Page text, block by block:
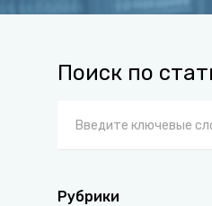
Поиск по
Рубрики